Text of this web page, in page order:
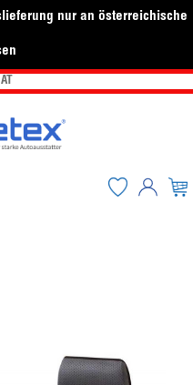
nur an österreichische